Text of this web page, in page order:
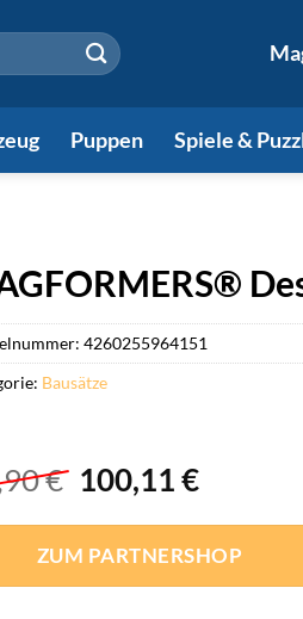
Puppen Spiele &
€ Ursprünglicher
war:
99,90 €
100,11€
ist:
100,11
ZUM PARTNERSHOP
4260255964151
Bausätze